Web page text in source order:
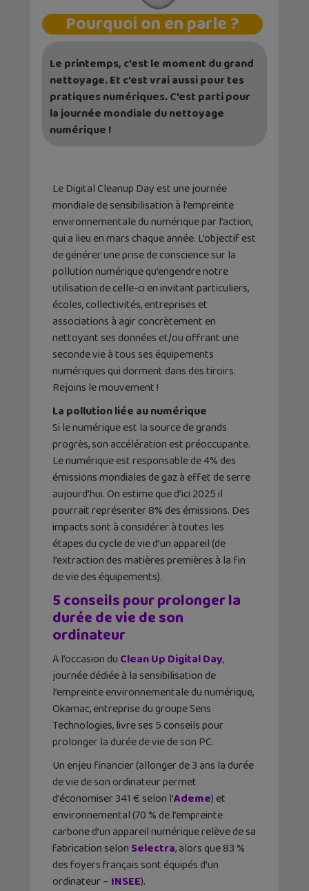
Pourquoi on en parle ?
Le printemps, c’est le moment du grand
nettoyage. Et c’est vrai aussi pour tes
pratiques numériques. C’est parti pour
la journée mondiale du nettoyage
numérique !
Le Digital Cleanup Day est une journée
mondiale de sensibilisation à l’empreinte
environnementale du numérique par l’action,
qui a lieu en mars chaque année. L’objectif est
de générer une prise de conscience sur la
pollution numérique qu’engendre notre
utilisation de celle-ci en invitant particuliers,
écoles, collectivités, entreprises et
associations à agir concrètement en
nettoyant ses données et/ou offrant une
seconde vie à tous ses équipements
numériques qui dorment dans des tiroirs.
Rejoins le mouvement !
La pollution liée au numérique
Si le numérique est la source de grands
progrès, son accélération est préoccupante.
Le numérique est responsable de 4% des
émissions mondiales de gaz à effet de serre
aujourd’hui. On estime que d’ici 2025 il
pourrait représenter 8% des émissions. Des
impacts sont à considérer à toutes les
étapes du cycle de vie d’un appareil (de
l’extraction des matières premières à la fin
de vie des équipements).
5 conseils pour prolonger la
durée de vie de son
ordinateur
A l’occasion du Clean Up Digital Day,
journée dédiée à la sensibilisation de
l’empreinte environnementale du numérique,
Okamac, entreprise du groupe Sens
Technologies, livre ses 5 conseils pour
prolonger la durée de vie de son PC.
Un enjeu financier (allonger de 3 ans la durée
de vie de son ordinateur permet
d’économiser 341 € selon l’Ademe) et
environnemental (70 % de l’empreinte
carbone d’un appareil numérique relève de sa
fabrication selon Selectra, alors que 83 %
des foyers français sont équipés d’un
ordinateur – INSEE).